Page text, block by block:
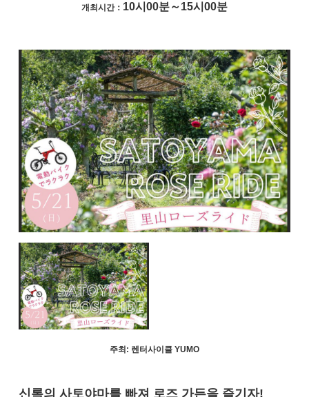
개최시간： 10시00분～15시00분
주최: 렌터사이클 YUMO
신록의 사토야마를 빠져 로즈 가든을 즐기자!